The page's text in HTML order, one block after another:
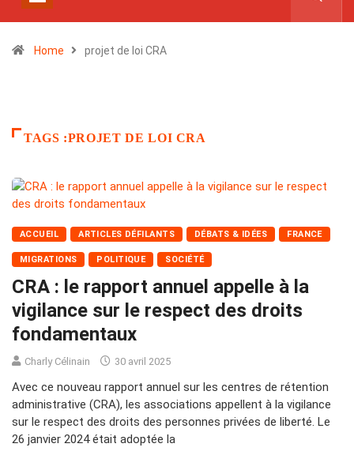
Home projet de loi CRA
TAGS :PROJET DE LOI CRA
ACCUEIL ARTICLES DÉFILANTS DÉBATS & IDÉES FRANCE
MIGRATIONS POLITIQUE SOCIÉTÉ
CRA : le rapport annuel appelle à la
vigilance sur le respect des droits
fondamentaux
Charly Célinain 30 avril 2025
Avec ce nouveau rapport annuel sur les centres de rétention
administrative (CRA), les associations appellent à la vigilance
sur le respect des droits des personnes privées de liberté. Le
26 janvier 2024 était adoptée la